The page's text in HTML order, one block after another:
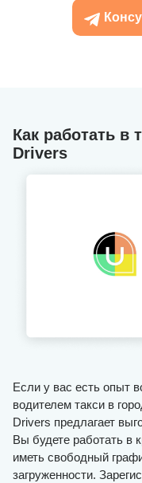
Как работать в
Drivers
Если у вас есть опыт
водителем такси в
Drivers предлагает
Вы будете работать в
иметь свободный
загруженности.